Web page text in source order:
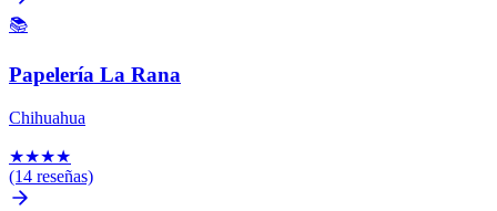
📚
Papelería La Rana
Chihuahua
★★★★
(14 reseñas)